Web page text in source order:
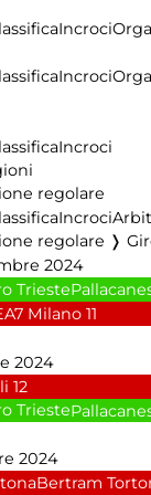
Incroci
Incroci
Incroci
regolare
Incroci
regolare ❭
2024
Milano 11
2024
12
2024
Bertram